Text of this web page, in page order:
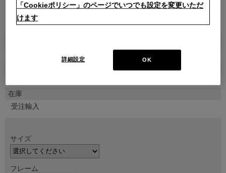
在庫
受注輸入
サイズ
フレーム
「Cookieポリシー」のページでいつでも設定を変更いただ
けます
OK
詳細設定